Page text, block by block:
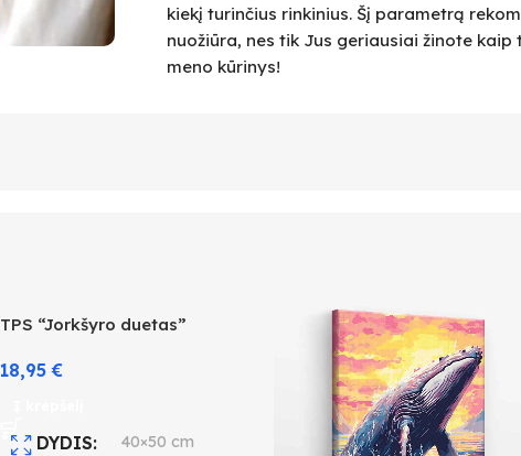
kiekį turinčius rinkinius. Šį parametrą
nuožiūra, nes tik Jus geriausiai žinote
meno kūrinys!
TPS “Jorkšyro duetas”
18,95€
DYDIS 40×50 cm